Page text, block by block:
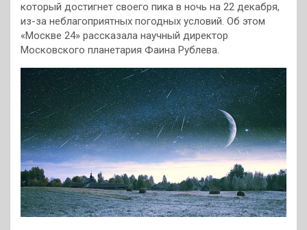
который достигнет своего пика в ночь на 22 декабря,
из-за неблагоприятных погодных условий. Об этом
«Москве 24» рассказала научный директор
Московского планетария Фаина Рублева.